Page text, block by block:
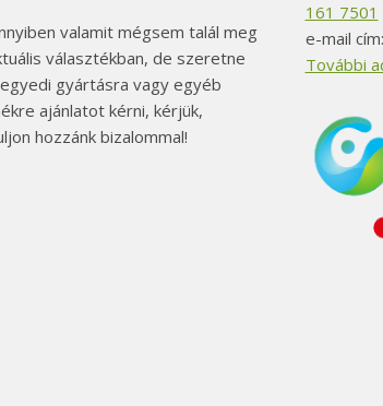
valamit mégsem talál meg
választékban, de szeretne
gyártásra vagy egyéb
ajánlatot kérni, kérjük,
hozzánk bizalommal!
161 7501
e-mail
További